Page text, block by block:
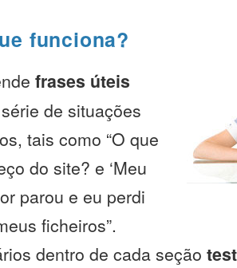
funciona?
frases úteis
de situações
tais como “O que
do site? e ‘Meu
parou e eu perdi
ficheiros”.
dentro de cada seção